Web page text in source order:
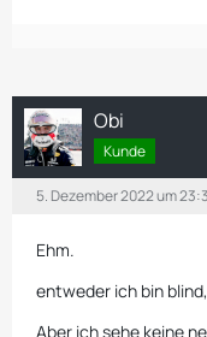
Obi
Kunde
5. Dezember 2022 um
Ehm.
entweder ich bin
Aber ich sehe keine